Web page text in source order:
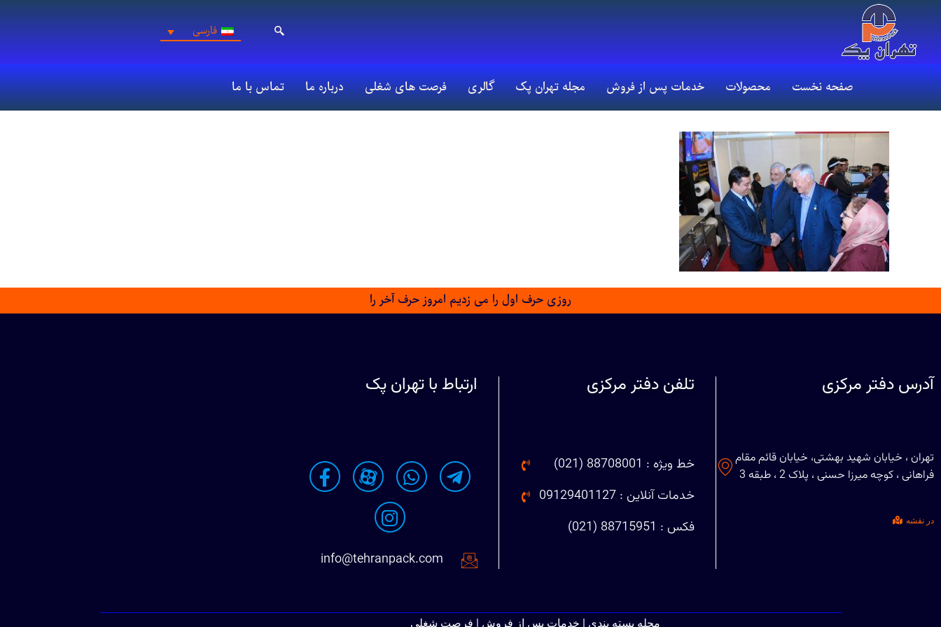
فارسی
صفحه نخست محصولات خدمات پس از فروش مجله تهران پک گالری فرصت های شغلی درباره ما تماس با ما
روزی حرف اول را می زدیم امروز حرف آخر را
آدرس دفتر مرکزی
تهران ، خیابان شهید بهشتی، خیابان قائم مقام
فراهانی ، کوچه میرزا حسنی ، پلاک 2 ، طبقه 3
در نقشه
تلفن دفتر مرکزی
خط ویژه : 88708001 (021)
خدمات آنلاین : 09129401127
فکس : 88715951 (021)
ارتباط با تهران پک
info@tehranpack.com
مجله بسته بندی | خدمات پس از فروش | فرصت شغلی